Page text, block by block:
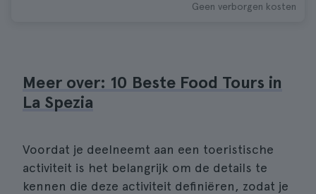
Geen verborgen kosten
Meer over: 10 Beste Food Tours in
La Spezia
Voordat je deelneemt aan een toeristische
activiteit is het belangrijk om de details te
kennen die deze activiteit definiëren, zodat je